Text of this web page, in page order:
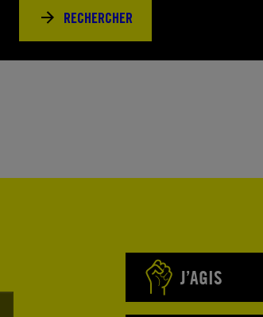
RECHERCHER
J’AGIS